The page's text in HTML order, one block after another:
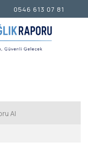
Al
0546 613 07 81